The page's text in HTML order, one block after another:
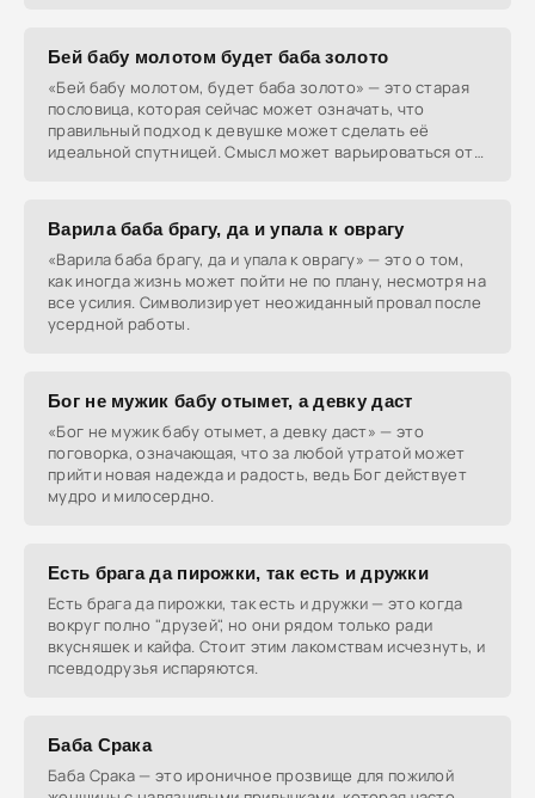
Бей бабу молотом будет баба золото
«Бей бабу молотом, будет баба золото» — это старая
пословица, которая сейчас может означать, что
правильный подход к девушке может сделать её
идеальной спутницей. Смысл может варьироваться от
Варила баба брагу, да и упала к оврагу
«Варила баба брагу, да и упала к оврагу» — это о том,
как иногда жизнь может пойти не по плану, несмотря на
все усилия. Символизирует неожиданный провал после
усердной работы.
Бог не мужик бабу отымет, а девку даст
«Бог не мужик бабу отымет, а девку даст» — это
поговорка, означающая, что за любой утратой может
прийти новая надежда и радость, ведь Бог действует
мудро и милосердно.
Есть брага да пирожки, так есть и дружки
Есть брага да пирожки, так есть и дружки — это когда
вокруг полно "друзей", но они рядом только ради
вкусняшек и кайфа. Стоит этим лакомствам исчезнуть, и
псевдодрузья испаряются.
Баба Срака
Баба Срака — это ироничное прозвище для пожилой